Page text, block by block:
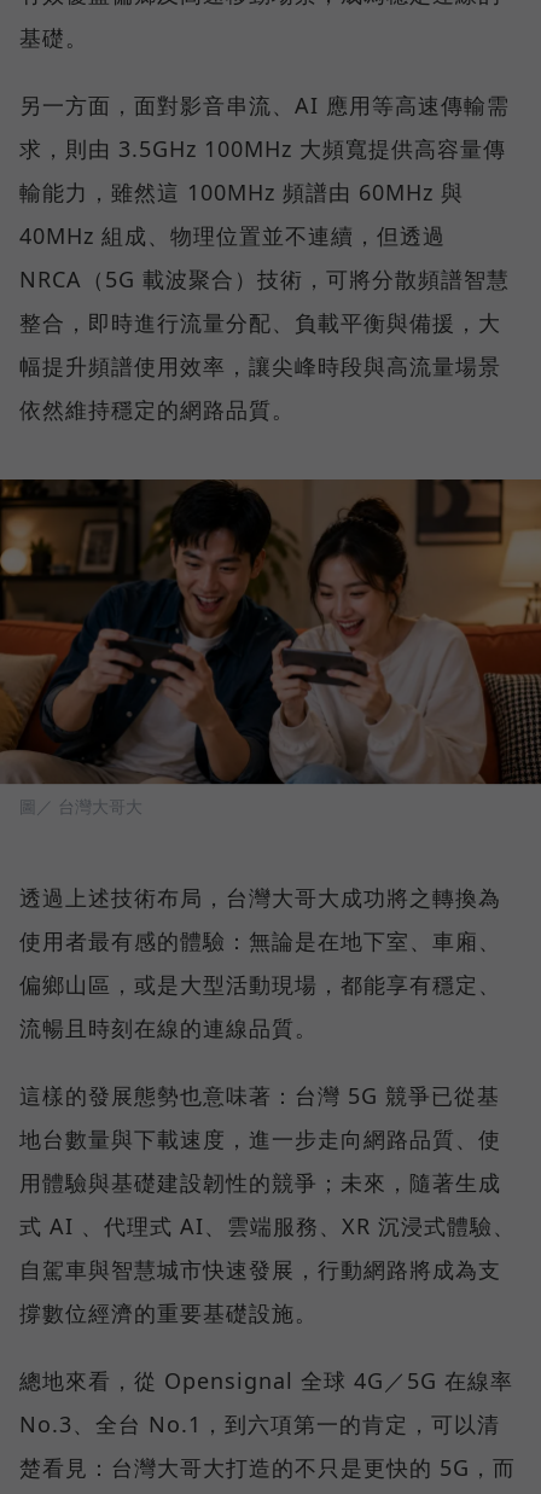
基礎。
另一方面，面對影音串流、AI 應用等高速傳輸需
求，則由 3.5GHz 100MHz 大頻寬提供高容量傳
輸能力，雖然這 100MHz 頻譜由 60MHz 與
40MHz 組成、物理位置並不連續，但透過
NRCA（5G 載波聚合）技術，可將分散頻譜智慧
整合，即時進行流量分配、負載平衡與備援，大
幅提升頻譜使用效率，讓尖峰時段與高流量場景
依然維持穩定的網路品質。
圖／ 台灣大哥大
透過上述技術布局，台灣大哥大成功將之轉換為
使用者最有感的體驗：無論是在地下室、車廂、
偏鄉山區，或是大型活動現場，都能享有穩定、
流暢且時刻在線的連線品質。
這樣的發展態勢也意味著：台灣 5G 競爭已從基
地台數量與下載速度，進一步走向網路品質、使
用體驗與基礎建設韌性的競爭；未來，隨著生成
式 AI 、代理式 AI、雲端服務、XR 沉浸式體驗、
自駕車與智慧城市快速發展，行動網路將成為支
撐數位經濟的重要基礎設施。
總地來看，從 Opensignal 全球 4G／5G 在線率
No.3、全台 No.1，到六項第一的肯定，可以清
楚看見：台灣大哥大打造的不只是更快的 5G，而